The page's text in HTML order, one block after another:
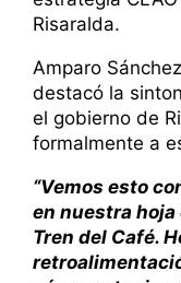
Risaralda.
Amparo
destacó la
el gobierno de
formalmente a
“Vemos esto
en nuestra
Tren del Café.